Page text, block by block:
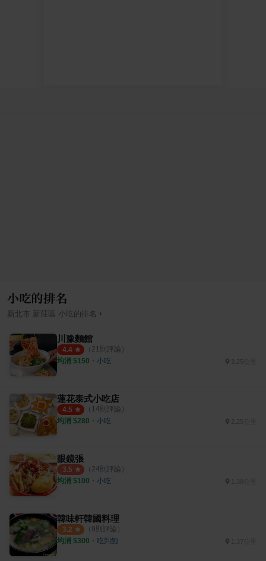
小吃的排名
新北市 新莊區 小吃 的排名 ›
川豫麵館
4.4 （ 21則評論）
均消 $150 ・ 小吃 3.25公里
蓮花泰式小吃店
4.5 （ 14則評論）
均消 $280 ・ 小吃 2.25公里
眼鏡張
3.5 （ 24則評論）
均消 $100 ・ 小吃
韓味軒韓國料理
3.2 （ 9則評論）
均消 $300 ・ 吃到飽